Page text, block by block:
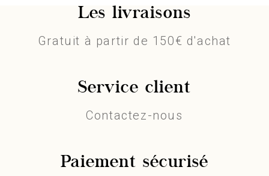
Les livraisons
Gratuit à partir de 150€ d'achat
Service client
Contactez-nous
Paiement sécurisé